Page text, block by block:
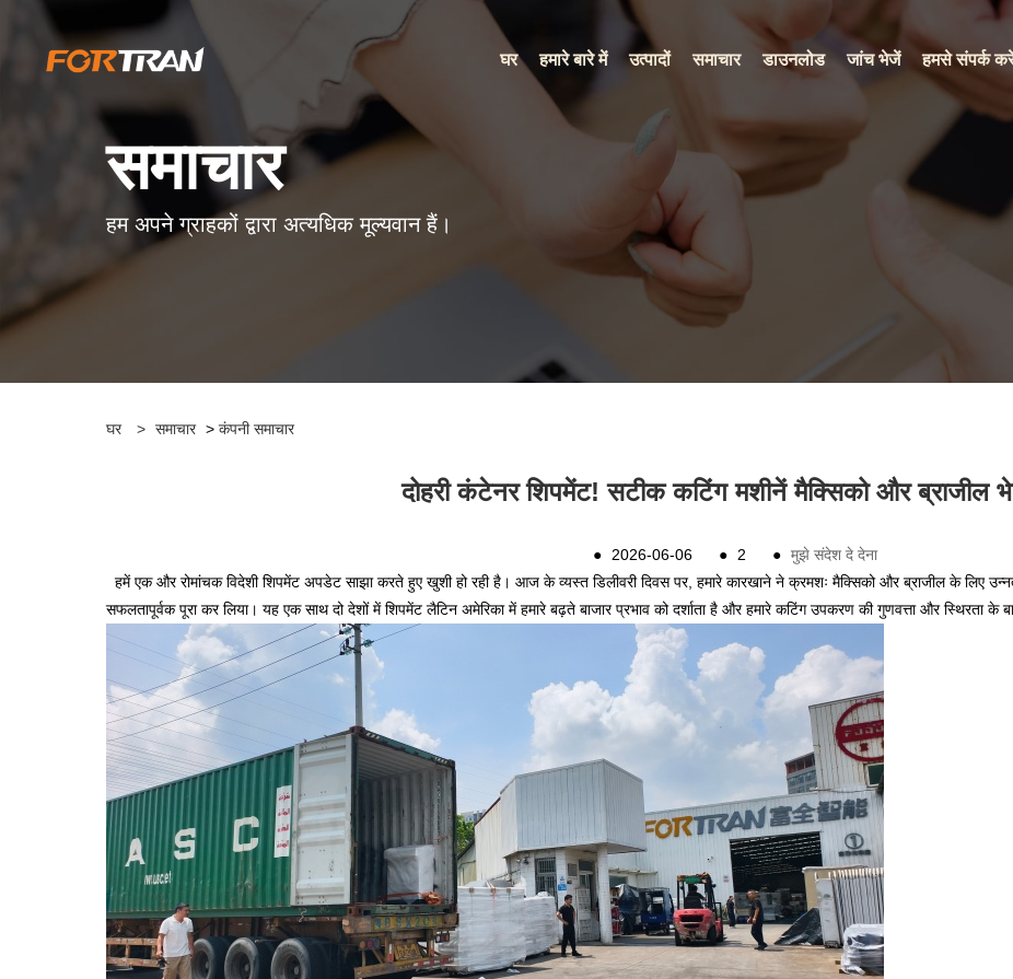
घर हमारे बारे में उत्पादों समाचार डाउनलोड जांच भेजें हमसे संपर्क
समाचार
हम अपने ग्राहकों द्वारा अत्यधिक मूल्यवान हैं।
घर > समाचार > कंपनी समाचार
दोहरी कंटेनर शिपमेंट! सटीक कटिंग मशीनें मैक्सिको और ब्राजील
● 2026-06-06 ● 2 ● मुझे संदेश दे देना
हमें एक और रोमांचक विदेशी शिपमेंट अपडेट साझा करते हुए खुशी हो रही है। आज के व्यस्त डिलीवरी दिवस पर, हमारे कारखाने ने क्रमशः मैक्सिको और ब्राजील के लिए
सफलतापूर्वक पूरा कर लिया। यह एक साथ दो देशों में शिपमेंट लैटिन अमेरिका में हमारे बढ़ते बाजार प्रभाव को दर्शाता है और हमारे कटिंग उपकरण की गुणवत्ता और स्थिरता के